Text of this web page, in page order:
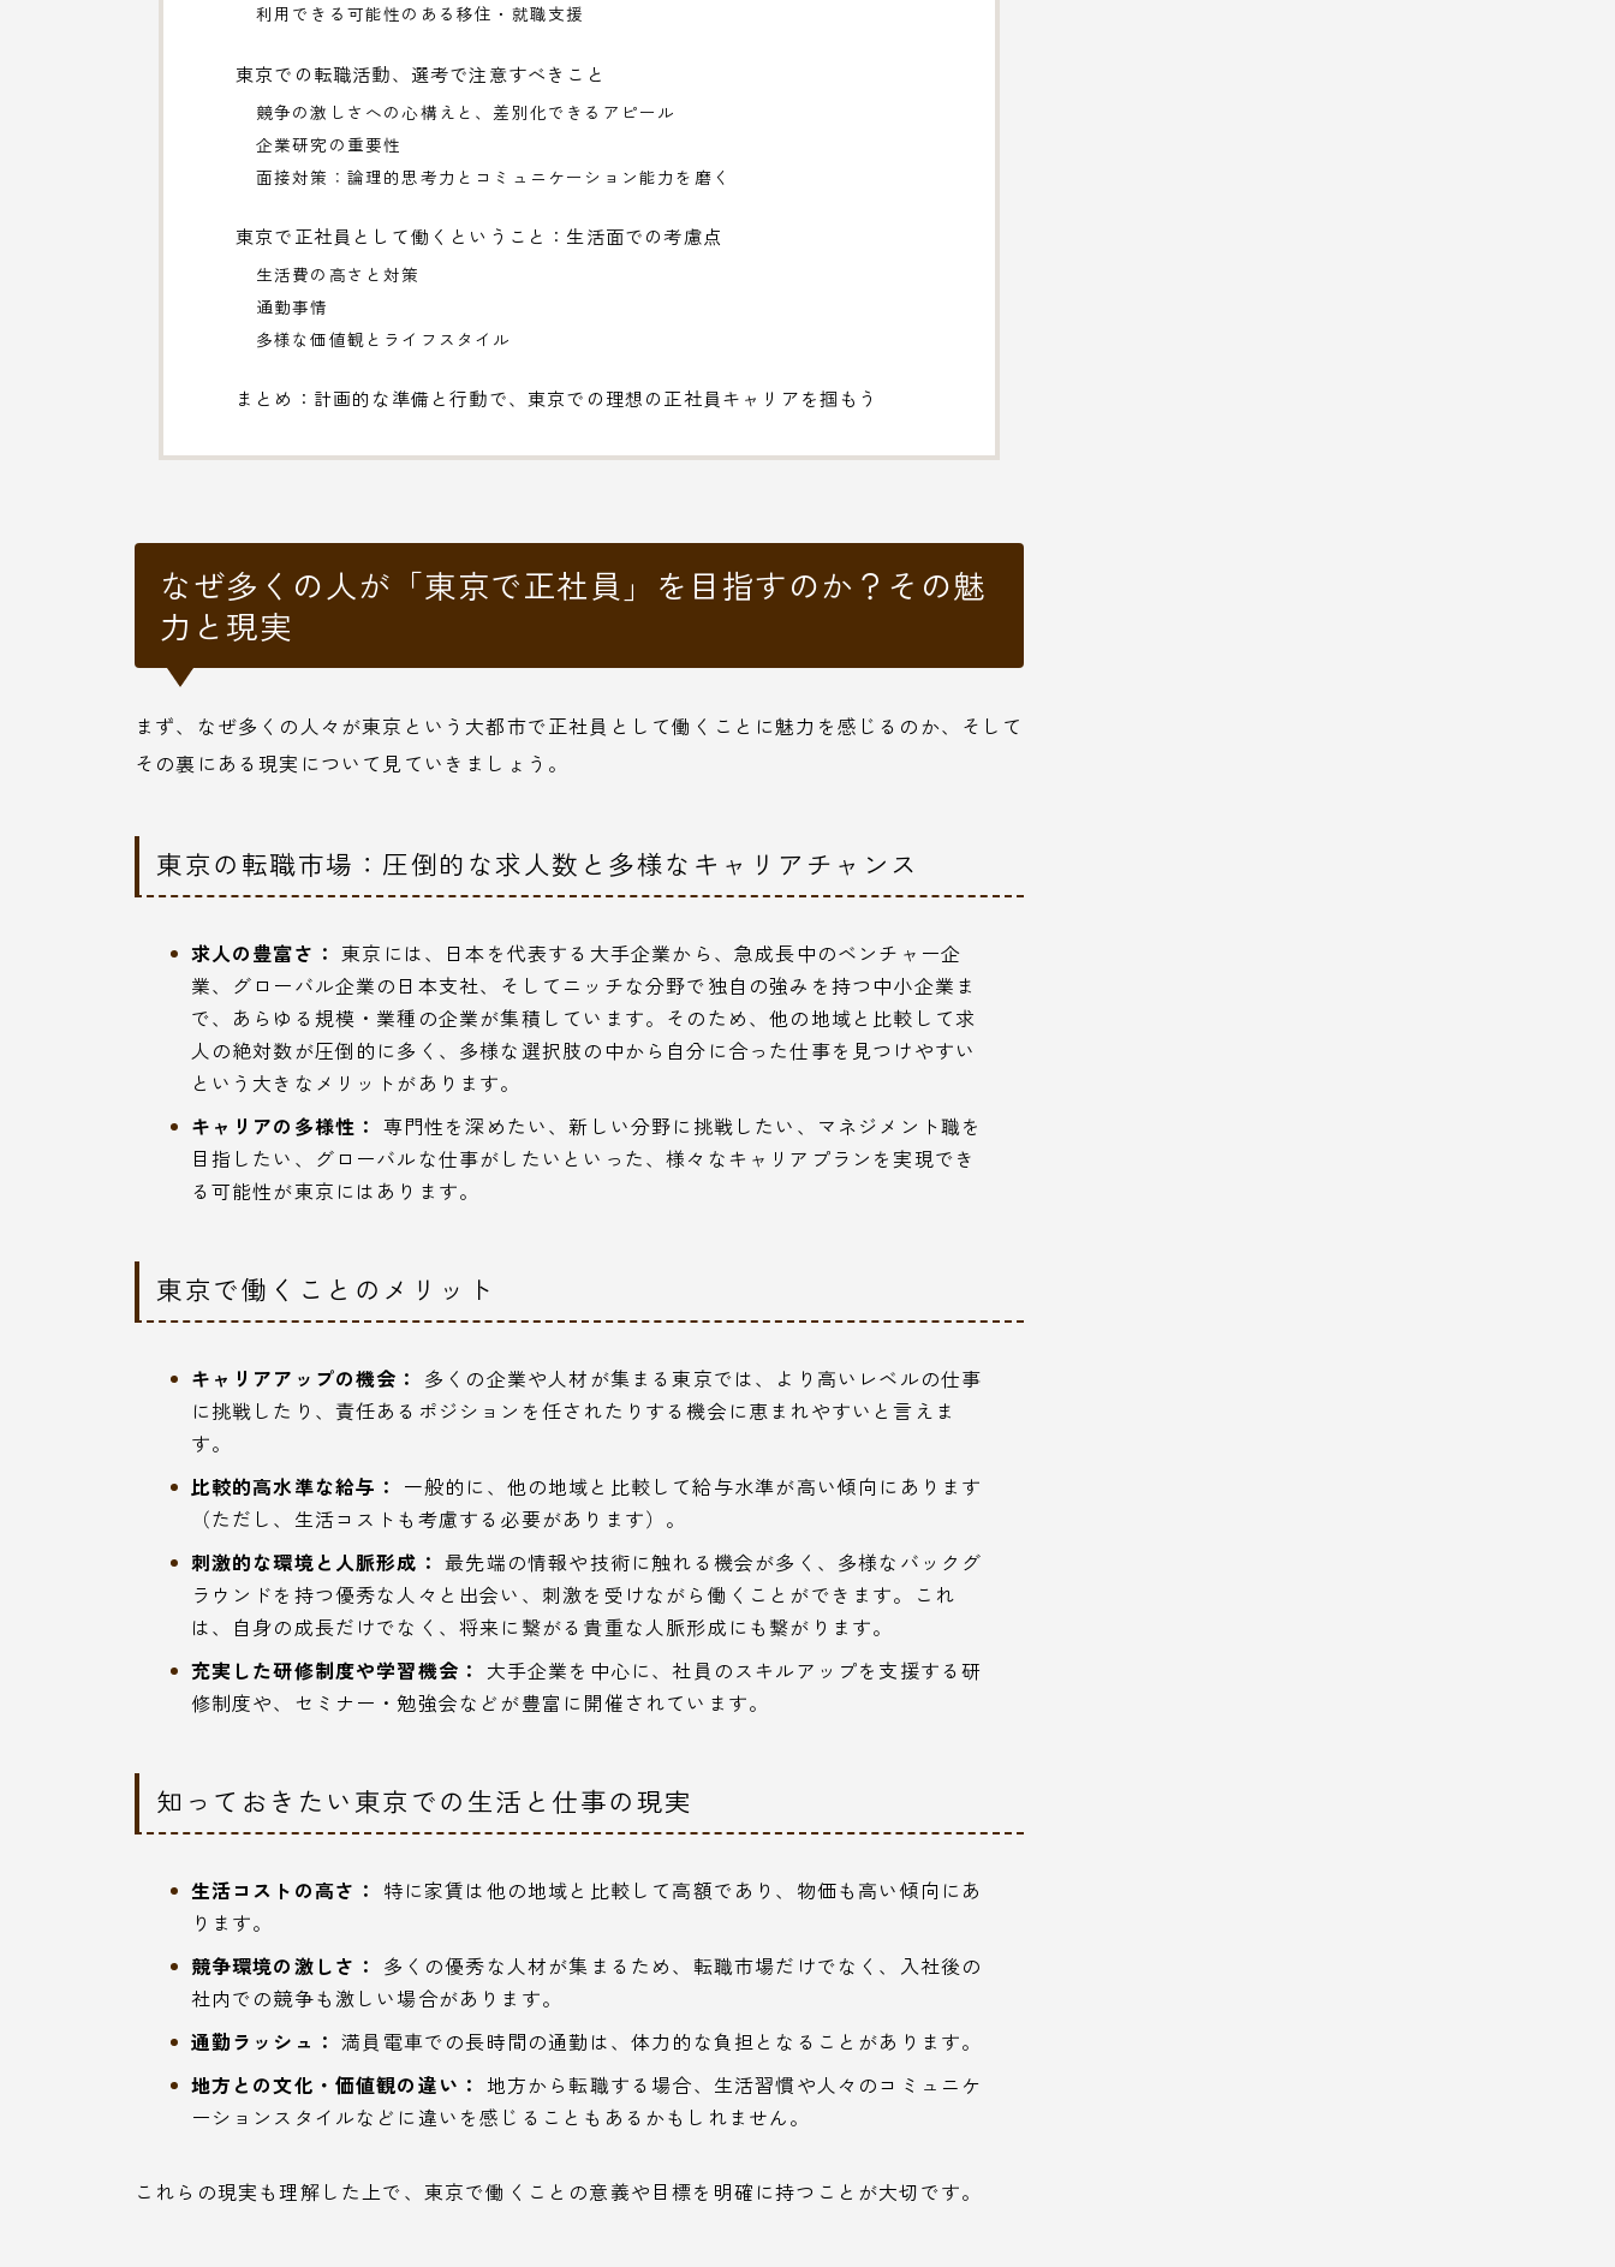
利用できる可能性のある移住・就職支援
東京での転職活動、選考で注意すべきこと
競争の激しさへの心構えと、差別化できるアピール
企業研究の重要性
面接対策：論理的思考力とコミュニケーション能力を磨く
東京で正社員として働くということ：生活面での考慮点
生活費の高さと対策
通勤事情
多様な価値観とライフスタイル
まとめ：計画的な準備と行動で、東京での理想の正社員キャリアを掴もう
なぜ多くの人が「東京で正社員」を目指すのか？その魅
力と現実
まず、なぜ多くの人々が東京という大都市で正社員として働くことに魅力を感じるのか、そして
その裏にある現実について見ていきましょう。
東京の転職市場：圧倒的な求人数と多様なキャリアチャンス
求人の豊富さ： 東京には、日本を代表する大手企業から、急成長中のベンチャー企
業、グローバル企業の日本支社、そしてニッチな分野で独自の強みを持つ中小企業ま
で、あらゆる規模・業種の企業が集積しています。そのため、他の地域と比較して求
人の絶対数が圧倒的に多く、多様な選択肢の中から自分に合った仕事を見つけやすい
という大きなメリットがあります。
キャリアの多様性： 専門性を深めたい、新しい分野に挑戦したい、マネジメント職を
目指したい、グローバルな仕事がしたいといった、様々なキャリアプランを実現でき
る可能性が東京にはあります。
東京で働くことのメリット
キャリアアップの機会： 多くの企業や人材が集まる東京では、より高いレベルの仕事
に挑戦したり、責任あるポジションを任されたりする機会に恵まれやすいと言えま
す。
比較的高水準な給与： 一般的に、他の地域と比較して給与水準が高い傾向にあります
（ただし、生活コストも考慮する必要があります）。
刺激的な環境と人脈形成： 最先端の情報や技術に触れる機会が多く、多様なバックグ
ラウンドを持つ優秀な人々と出会い、刺激を受けながら働くことができます。これ
は、自身の成長だけでなく、将来に繋がる貴重な人脈形成にも繋がります。
充実した研修制度や学習機会： 大手企業を中心に、社員のスキルアップを支援する研
修制度や、セミナー・勉強会などが豊富に開催されています。
知っておきたい東京での生活と仕事の現実
生活コストの高さ： 特に家賃は他の地域と比較して高額であり、物価も高い傾向にあ
ります。
競争環境の激しさ： 多くの優秀な人材が集まるため、転職市場だけでなく、入社後の
社内での競争も激しい場合があります。
通勤ラッシュ： 満員電車での長時間の通勤は、体力的な負担となることがあります。
地方との文化・価値観の違い： 地方から転職する場合、生活習慣や人々のコミュニケ
ーションスタイルなどに違いを感じることもあるかもしれません。
これらの現実も理解した上で、東京で働くことの意義や目標を明確に持つことが大切です。